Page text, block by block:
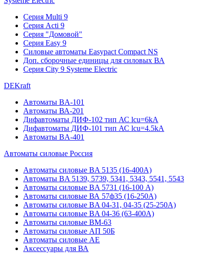
Серия Multi 9
Серия Acti 9
Серия "Домовой"
Серия Easy 9
Силовые автоматы Easypact Compact NS
Доп. сборочные единицы для силовых ВА
Серия City 9 Systeme Electric
DEKraft
Автоматы BA-101
Автоматы ВА-201
Дифавтоматы ДИФ-102 тип АС lcu=6kA
Дифавтоматы ДИФ-101 тип АС lcu=4.5kA
Автоматы BA-401
Автоматы силовые Россия
Автоматы силовые BA 5135 (16-400А)
Автоматы BA 5139, 5739, 5341, 5343, 5541, 5543
Автоматы силовые BA 5731 (16-100 А)
Автоматы силовые ВА 57ф35 (16-250А)
Автоматы силовые BA 04-31, 04-35 (25-250А)
Автоматы силовые BA 04-36 (63-400А)
Автоматы силовые ВМ-63
Автоматы силовые АП 50Б
Автоматы силовые АЕ
Аксессуары для ВА